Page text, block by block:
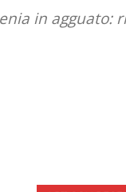
in agguato: